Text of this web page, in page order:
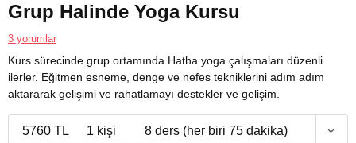
Grup Halinde Yoga Kursu
3 yorumlar
Kurs sürecinde grup ortamında Hatha yoga çalışmaları düzenli
ilerler. Eğitmen esneme, denge ve nefes tekniklerini adım adım
aktararak gelişimi ve rahatlamayı destekler ve gelişim.
5760 TL 1 kişi 8 ders (her biri 75 dakika)